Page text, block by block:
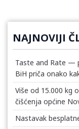
NAJNOVIJI
Taste and Rate —
BiH priča onako
Više od 15.000 kg
čišćenja općine
Nastavak